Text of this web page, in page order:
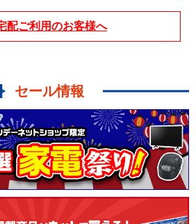
配ご利用のお客様へ
セール情報